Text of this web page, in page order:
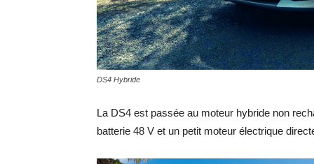
DS4 Hybride
La DS4 est passée au moteur hybride non
batterie 48 V et un petit moteur électrique